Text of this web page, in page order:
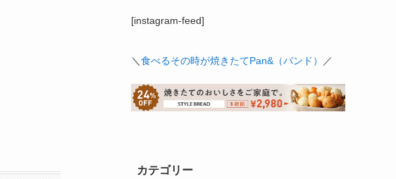
[instagram-feed]
＼食べるその時が焼きたてPan&（パンド） ／
カテゴリー